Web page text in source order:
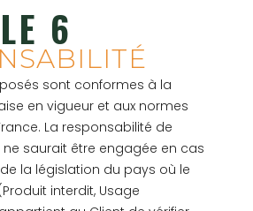
6
sont conformes à la
en vigueur et aux normes
La responsabilité de
ne saurait être engagée en cas
la législation du pays où le
interdit, Usage